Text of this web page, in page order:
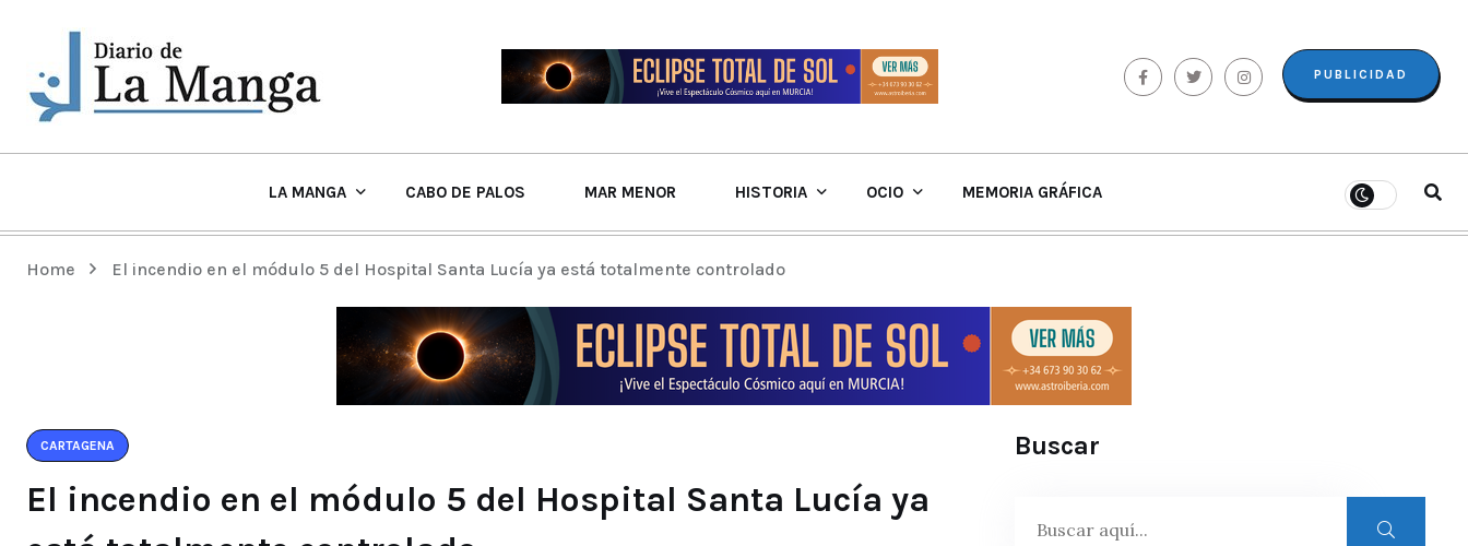
PUBLICIDAD
LA MANGA CABO DE PALOS MAR MENOR HISTORIA OCIO MEMORIA GRÁFICA
Home El incendio en el módulo 5 del Hospital Santa Lucía ya está totalmente controlado
CARTAGENA
El incendio en el módulo 5 del Hospital Santa Lucía ya
Buscar